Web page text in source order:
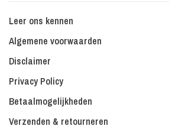
Leer ons kennen
Algemene voorwaarden
Disclaimer
Privacy Policy
Betaalmogelijkheden
Verzenden & retourneren